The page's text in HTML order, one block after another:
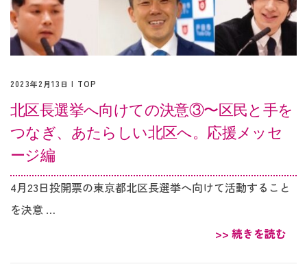
2023年2月13日 | TOP
北区長選挙へ向けての決意③〜区民と手を
つなぎ、あたらしい北区へ。応援メッセ
ージ編
4月23日投開票の東京都北区長選挙へ向けて活動すること
を決意 …
>> 続きを読む